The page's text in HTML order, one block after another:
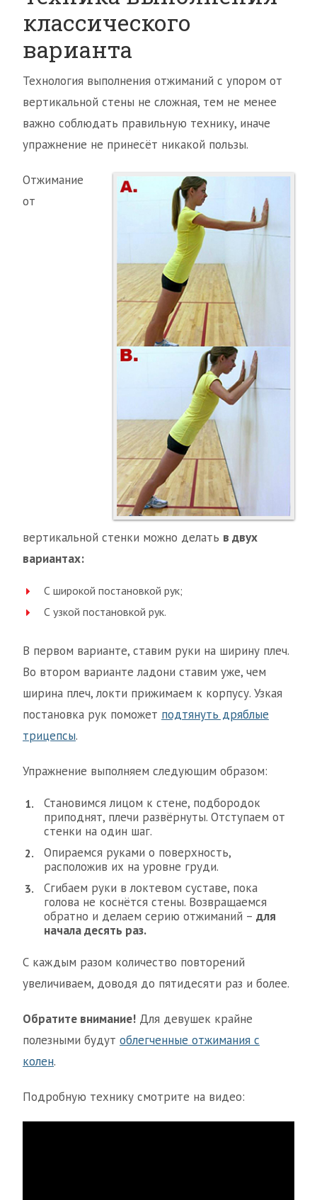
классического
варианта
Технология выполнения отжиманий с упором от
вертикальной стены не сложная, тем не менее
важно соблюдать правильную технику, иначе
упражнение не принесёт никакой пользы.
Отжимание
от
вертикальной стенки можно делать в двух
вариантах:
С широкой постановкой рук;
С узкой постановкой рук.
В первом варианте, ставим руки на ширину плеч.
Во втором варианте ладони ставим уже, чем
ширина плеч, локти прижимаем к корпусу. Узкая
постановка рук поможет подтянуть дряблые
трицепсы.
Упражнение выполняем следующим образом:
Становимся лицом к стене, подбородок
приподнят, плечи развёрнуты. Отступаем от
стенки на один шаг.
Опираемся руками о поверхность,
расположив их на уровне груди.
Сгибаем руки в локтевом суставе, пока
голова не коснётся стены. Возвращаемся
обратно и делаем серию отжиманий – для
начала десять раз.
С каждым разом количество повторений
увеличиваем, доводя до пятидесяти раз и более.
Обратите внимание! Для девушек крайне
полезными будут облегченные отжимания с
колен.
Подробную технику смотрите на видео: